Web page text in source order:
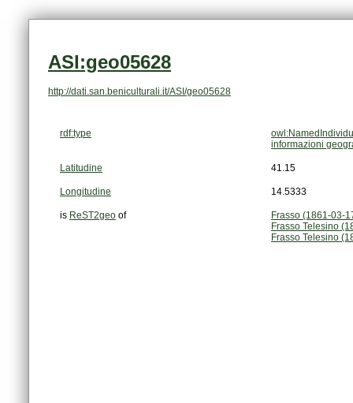
ASI:geo05628
http://dati.san.beniculturali.it/ASI/geo05628
rdf:type
informazioni
Latitudine 41.15
Longitudine 14.5333
is ReST2geo of
Frasso (1861-03-
Frasso Telesino
Frasso Telesino